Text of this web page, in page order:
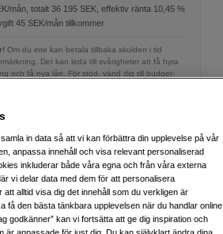
mån, totalt 36 195 SEK, effektiv ränta 10,45 %
45 SEK/mån tillkommer
Om du inte kan betala tillbaka skulden i tid
Det kan leda till svårigheter att få hyra
och få nya lån. För stöd, vänd dig till budget-
över 1 500 kronor
inom 30 dagar
in data så att vi kan förbättra din upplevelse på vår
anpassa innehåll och visa relevant personaliserad
inkluderar både våra egna och från våra externa
vi delar data med dem för att personalisera
att alltid visa dig det innehåll som du verkligen är
få den bästa tänkbara upplevelsen när du handlar
godkänner” kan vi fortsätta att ge dig inspiration och